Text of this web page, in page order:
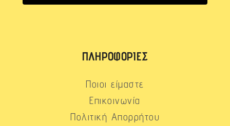
ΠΛΗΡΟΦΟΡΊΕΣ
Ποιοι είμαστε
Επικοινωνία
Πολιτική Απορρήτου